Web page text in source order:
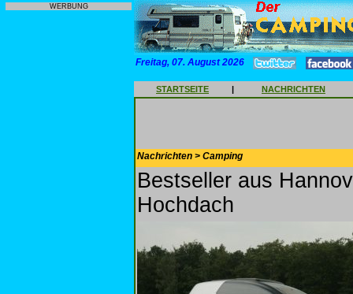
WERBUNG
Freitag, 07. August 2026
STARTSEITE | NACHRICHTEN
Nachrichten > Camping
Bestseller aus
Hochdach